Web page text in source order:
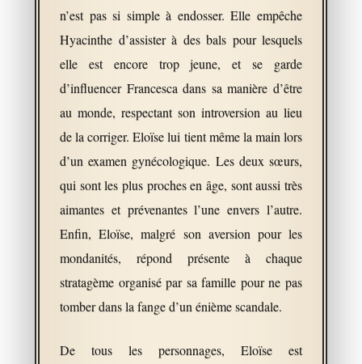
n’est pas si simple à endosser. Elle empêche
Hyacinthe d’assister à des bals pour lesquels
elle est encore trop jeune, et se garde
d’influencer Francesca dans sa manière d’être
au monde, respectant son introversion au lieu
de la corriger. Eloïse lui tient même la main lors
d’un examen gynécologique. Les deux sœurs,
qui sont les plus proches en âge, sont aussi très
aimantes et prévenantes l’une envers l’autre.
Enfin, Eloïse, malgré son aversion pour les
mondanités, répond présente à chaque
stratagème organisé par sa famille pour ne pas
tomber dans la fange d’un énième scandale.
De tous les personnages, Eloïse est